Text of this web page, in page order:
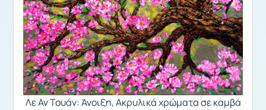
Λε Αν Τουάν: Άνοιξη, Ακρυλικά χρώματα σε καμβά